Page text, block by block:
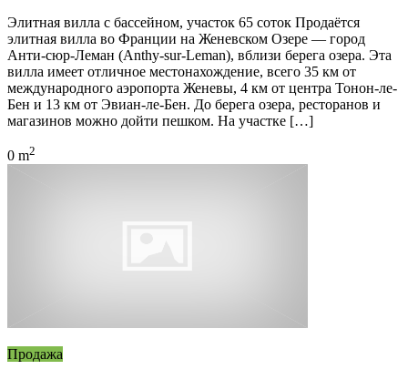
Элитная вилла с бассейном, участок 65 соток Продаётся
элитная вилла во Франции на Женевском Озере — город
Анти-сюр-Леман (Anthy-sur-Leman), вблизи берега озера. Эта
вилла имеет отличное местонахождение, всего 35 км от
международного аэропорта Женевы, 4 км от центра Тонон-ле-
Бен и 13 км от Эвиан-ле-Бен. До берега озера, ресторанов и
магазинов можно дойти пешком. На участке […]
0 m2
Продажа